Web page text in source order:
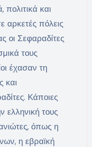
πολιτικά και
αρκετές πόλεις
οι Σεφαραδίτες
τους
έχασαν τη
και
Κάποιες
ελληνική τους
όπως η
η εβραϊκή